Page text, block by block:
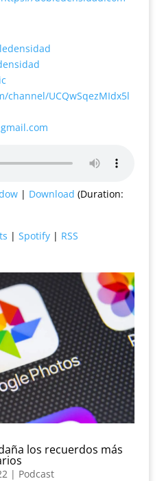
channel/UCQwSqezMIdx5l
| Download (Duration:
| Spotify| RSS
los recuerdos más
| Podcast